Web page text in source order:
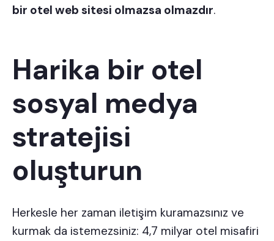
bir otel web sitesi olmazsa olmazdır.
Harika bir otel
sosyal medya
stratejisi
oluşturun
Herkesle her zaman iletişim kuramazsınız ve
kurmak da istemezsiniz: 4,7 milyar otel misafiri